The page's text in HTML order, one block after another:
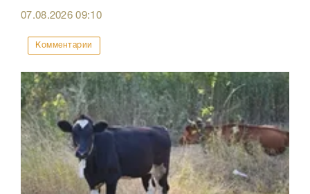
07.08.202609:10
Комментарии